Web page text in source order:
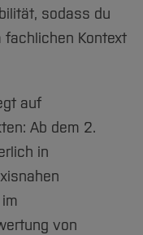
sodass du
Kontext
auf
Ab dem 2.
in
von